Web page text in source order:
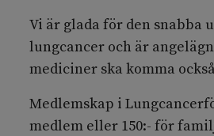
Vi är glada för den snabba
lungcancer och är
mediciner ska komma
Medlemskap i
medlem eller 150:- för